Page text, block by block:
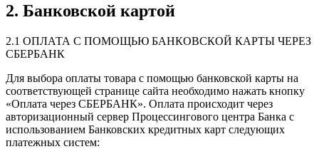
2. Банковской картой
2.1 ОПЛАТА С ПОМОЩЬЮ БАНКОВСКОЙ КАРТЫ ЧЕРЕЗ
СБЕРБАНК
Для выбора оплаты товара с помощью банковской карты на
соответствующей странице сайта необходимо нажать кнопку
«Оплата через СБЕРБАНК». Оплата происходит через
авторизационный сервер Процессингового центра Банка с
использованием Банковских кредитных карт следующих
платежных систем: